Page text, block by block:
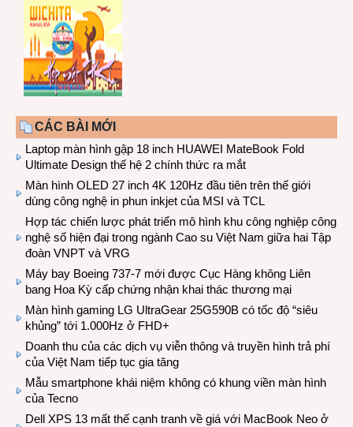
CÁC BÀI MỚI
Laptop màn hình gập 18 inch HUAWEI MateBook Fold
Ultimate Design thế hệ 2 chính thức ra mắt
Màn hình OLED 27 inch 4K 120Hz đầu tiên trên thế giới
dùng công nghệ in phun inkjet của MSI và TCL
Hợp tác chiến lược phát triển mô hình khu công nghiệp công
nghệ số hiện đại trong ngành Cao su Việt Nam giữa hai Tập
đoàn VNPT và VRG
Máy bay Boeing 737-7 mới được Cục Hàng không Liên
bang Hoa Kỳ cấp chứng nhận khai thác thương mại
Màn hình gaming LG UltraGear 25G590B có tốc độ “siêu
khủng” tới 1.000Hz ở FHD+
Doanh thu của các dịch vụ viễn thông và truyền hình trả phí
của Việt Nam tiếp tục gia tăng
Mẫu smartphone khái niệm không có khung viền màn hình
của Tecno
Dell XPS 13 mất thế cạnh tranh về giá với MacBook Neo ở